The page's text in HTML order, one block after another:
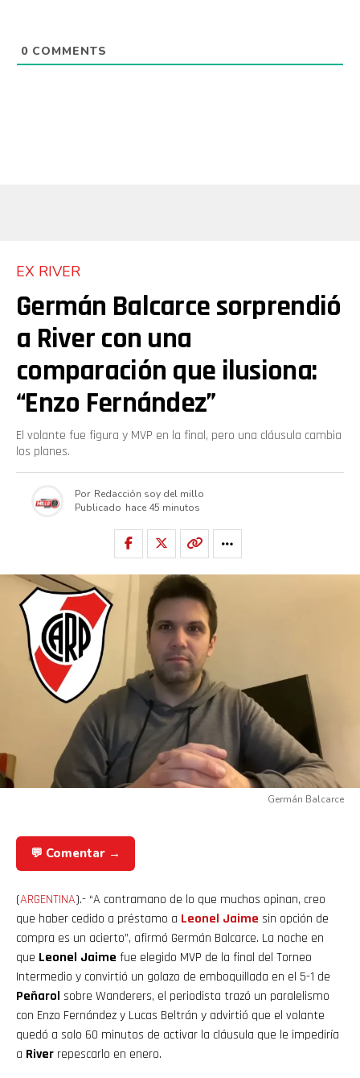
0 COMMENTS
EX RIVER
Germán Balcarce sorprendió
a River con una
comparación que ilusiona:
“Enzo Fernández”
El volante fue figura y MVP en la final, pero una cláusula cambia
los planes.
Por Redacción soy del millo
Publicado hace 45 minutos
Germán Balcarce
💬 Comentar →
(ARGENTINA).- “A contramano de lo que muchos opinan, creo
que haber cedido a préstamo a Leonel Jaime sin opción de
compra es un acierto”, afirmó Germán Balcarce. La noche en
que Leonel Jaime fue elegido MVP de la final del Torneo
Intermedio y convirtió un golazo de emboquillada en el 5-1 de
Peñarol sobre Wanderers, el periodista trazó un paralelismo
con Enzo Fernández y Lucas Beltrán y advirtió que el volante
quedó a solo 60 minutos de activar la cláusula que le impediría
a River repescarlo en enero.